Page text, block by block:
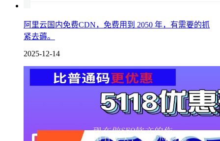
阿里云国内免费CDN，免费用到 2050 年，有需要的抓
紧去薅。
2025-12-14